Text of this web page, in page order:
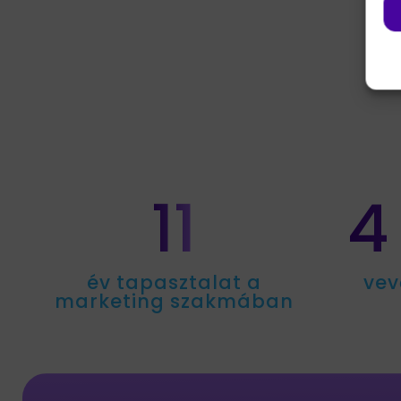
11
év tapasztalat a
marketing szakmában